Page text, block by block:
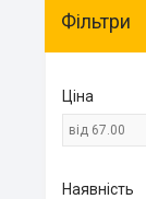
Фільтри
Ціна
Наявність